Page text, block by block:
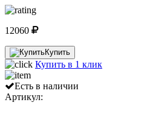
12060
Купить
Купить в 1 клик
Есть в наличии
Артикул: